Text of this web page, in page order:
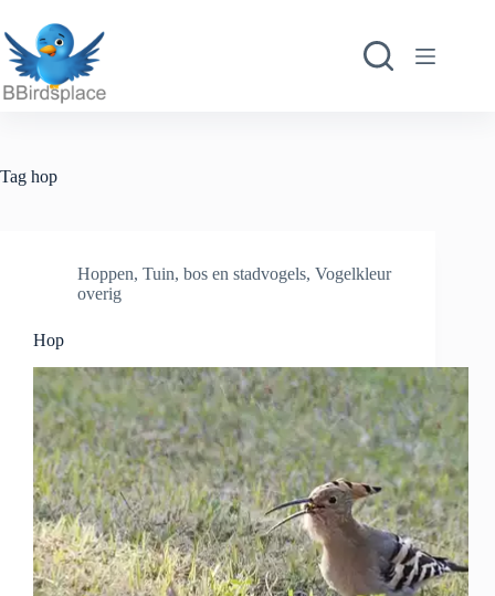
naar
de
inhoud
Tag hop
Hoppen, Tuin, bos en stadvogels, Vogelkleur
overig
Hop